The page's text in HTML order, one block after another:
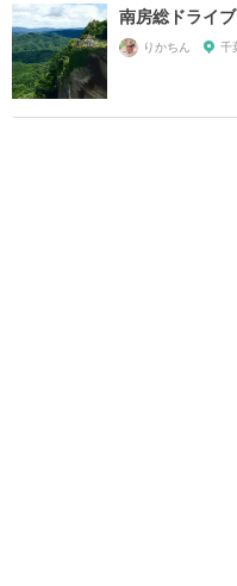
南房総ドライ
りかちん 千